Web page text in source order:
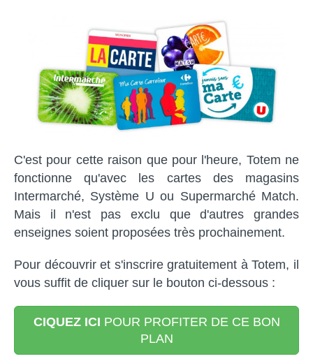
C'est pour cette raison que pour l'heure, Totem ne
fonctionne qu'avec les cartes des magasins
Intermarché, Système U ou Supermarché Match.
Mais il n'est pas exclu que d'autres grandes
enseignes soient proposées très prochainement.
Pour découvrir et s'inscrire gratuitement à Totem, il
vous suffit de cliquer sur le bouton ci-dessous :
CIQUEZ ICI POUR PROFITER DE CE BON
PLAN